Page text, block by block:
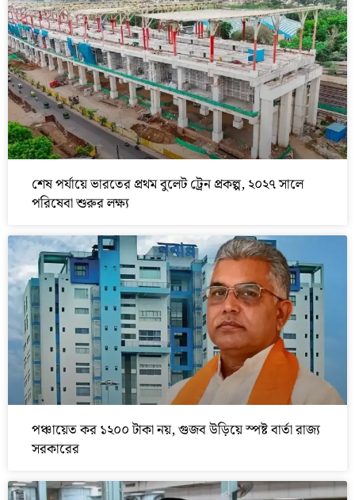
শেষ পর্যায়ে ভারতের প্রথম বুলেট ট্রেন প্রকল্প, ২০২৭ সালে
পরিষেবা শুরুর লক্ষ্য
পঞ্চায়েত কর ১২০০ টাকা নয়, গুজব উড়িয়ে স্পষ্ট বার্তা রাজ্য
সরকারের